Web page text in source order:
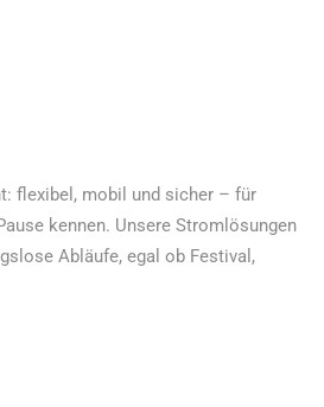
flexibel, mobil und sicher – für
kennen. Unsere Stromlösungen
Abläufe, egal ob Festival,